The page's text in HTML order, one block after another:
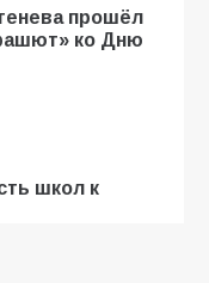
прошёл
ко Дню
школ к